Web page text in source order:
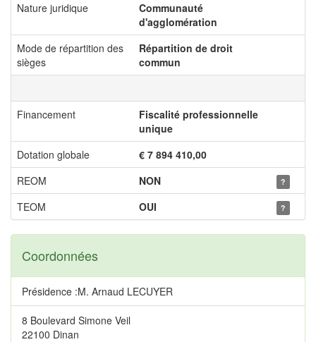
Nature juridique
Communauté
d'agglomération
Mode de répartition des
sièges
Répartition de droit
commun
Financement
Fiscalité professionnelle
unique
Dotation globale
€ 7 894 410,00
REOM
NON ?
TEOM OUI ?
Coordonnées
Présidence :M. Arnaud LECUYER
8 Boulevard Simone Veil
22100 Dinan